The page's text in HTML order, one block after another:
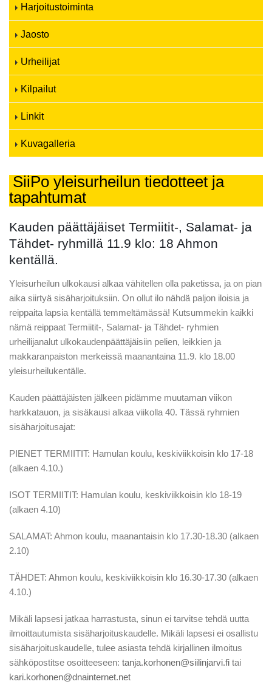
Harjoitustoiminta
Jaosto
Urheilijat
Kilpailut
Linkit
Kuvagalleria
SiiPo yleisurheilun tiedotteet ja
tapahtumat
Kauden päättäjäiset Termiitit-, Salamat- ja
Tähdet- ryhmillä 11.9 klo: 18 Ahmon
kentällä.
Yleisurheilun ulkokausi alkaa vähitellen olla paketissa, ja on pian
aika siirtyä sisäharjoituksiin. On ollut ilo nähdä paljon iloisia ja
reippaita lapsia kentällä temmeltämässä! Kutsummekin kaikki
nämä reippaat Termiitit-, Salamat- ja Tähdet- ryhmien
urheilijanalut ulkokaudenpäättäjäisiin pelien, leikkien ja
makkaranpaiston merkeissä maanantaina 11.9. klo 18.00
yleisurheilukentälle.
Kauden päättäjäisten jälkeen pidämme muutaman viikon
harkkatauon, ja sisäkausi alkaa viikolla 40. Tässä ryhmien
sisäharjoitusajat:
PIENET TERMIITIT: Hamulan koulu, keskiviikkoisin klo 17-18
(alkaen 4.10.)
ISOT TERMIITIT: Hamulan koulu, keskiviikkoisin klo 18-19
(alkaen 4.10)
SALAMAT: Ahmon koulu, maanantaisin klo 17.30-18.30 (alkaen
2.10)
TÄHDET: Ahmon koulu, keskiviikkoisin klo 16.30-17.30 (alkaen
4.10.)
Mikäli lapsesi jatkaa harrastusta, sinun ei tarvitse tehdä uutta
ilmoittautumista sisäharjoituskaudelle. Mikäli lapsesi ei osallistu
sisäharjoituskaudelle, tulee asiasta tehdä kirjallinen ilmoitus
sähköpostitse osoitteeseen: tanja.korhonen@siilinjarvi.fi tai
kari.korhonen@dnainternet.net